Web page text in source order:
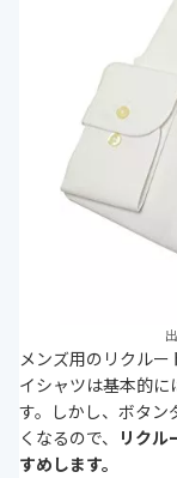
メンズ用のリクルー
イシャツは基本的に
す。しかし、ボタン
くなるので、 リクル
すめします。